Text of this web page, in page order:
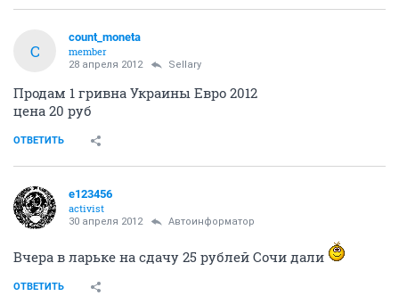
C
count_moneta
member
28 апреля 2012 Sellary
Продам 1 гривна Украины Евро 2012
цена 20 руб
ОТВЕТИТЬ
e123456
activist
30 апреля 2012 Автоинформатор
Вчера в ларьке на сдачу 25 рублей Сочи дали
ОТВЕТИТЬ